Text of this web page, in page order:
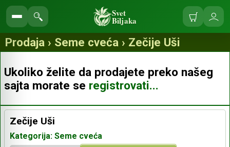
Pretraga
prodavnice
Svet
Biljaka Korpa
se
Prodaja › Seme cveća › Zečije Uši
Ukoliko želite da prodajete preko našeg
sajta morate se registrovati...
Zečije Uši
Kategorija: Seme cveća